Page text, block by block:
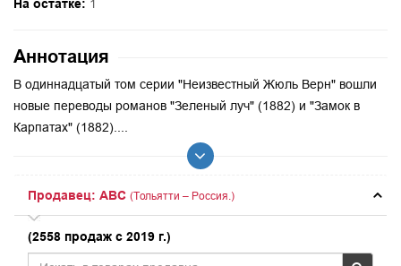
На остатке: 1
Аннотация
В одиннадцатый том серии "Неизвестный Жюль Верн" вошли
новые переводы романов "Зеленый луч" (1882) и "Замок в
Карпатах" (1882)....
Продавец: ABC (Тольятти – Россия.)
(2558 продаж с 2019 г.)